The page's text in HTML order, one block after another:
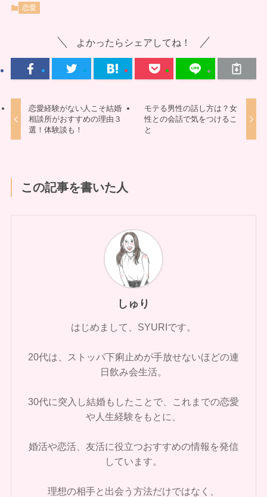
恋愛
よかったらシェアしてね！
恋愛経験がない人こそ結婚
相談所がおすすめの理由３
選！体験談も！
モテる男性の話し方は？女
性との会話で気をつけるこ
と
この記事を書いた人
しゅり
はじめまして、SYURIです。
20代は、ストッパ下痢止めが手放せないほどの連
日飲み会生活。
30代に突入し結婚もしたことで、これまでの恋愛
や人生経験をもとに、
婚活や恋活、友活に役立つおすすめの情報を発信
しています。
理想の相手と出会う方法だけではなく、